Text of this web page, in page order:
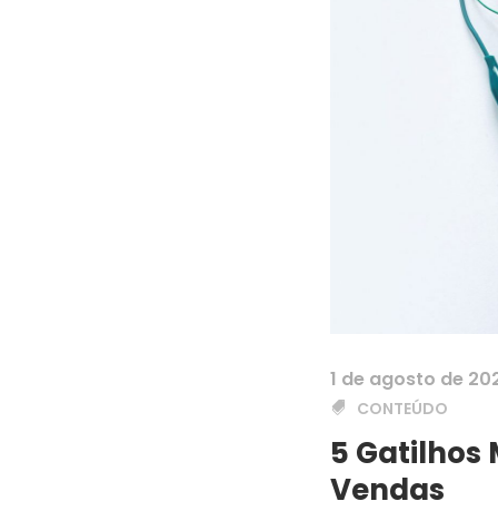
1 de agosto de
CONTEÚDO
5 Gatilhos
Vendas